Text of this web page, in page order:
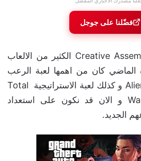
مصدرك الأخباري المفضل
فضّلنا على جوجل
قدم لنا استيديو Creative Assembly الكثير من الالعاب
الماضي كان من اهمها لعبة الرعب
الرائعة Alien: Isolation و كذلك لعبة الاستراتيجية Total
War: Warhammer 2 و الان قد نكون على استعداد
الجديد.